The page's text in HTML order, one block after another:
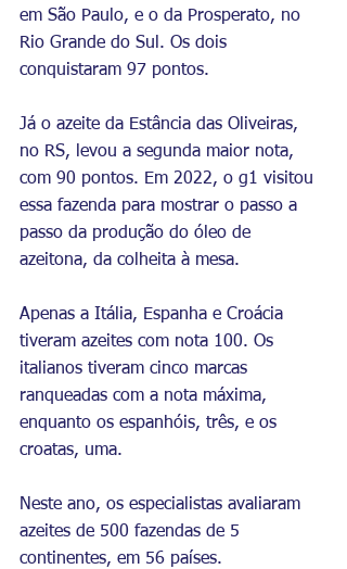
em São Paulo, e o da Prosperato, no
Rio Grande do Sul. Os dois
conquistaram 97 pontos.
Já o azeite da Estância das Oliveiras,
no RS, levou a segunda maior nota,
com 90 pontos. Em 2022, o g1 visitou
essa fazenda para mostrar o passo a
passo da produção do óleo de
azeitona, da colheita à mesa.
Apenas a Itália, Espanha e Croácia
tiveram azeites com nota 100. Os
italianos tiveram cinco marcas
ranqueadas com a nota máxima,
enquanto os espanhóis, três, e os
croatas, uma.
Neste ano, os especialistas avaliaram
azeites de 500 fazendas de 5
continentes, em 56 países.